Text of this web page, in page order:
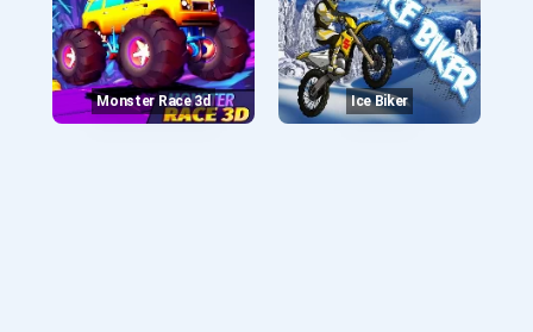
Monster Race 3d Ice Biker